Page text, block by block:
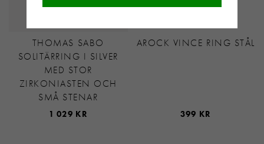
THOMAS SABO
SOLITÄRRING I SILVER
MED STOR
ZIRKONIASTEN OCH
SMÅ STENAR
1 029 KR
AROCK VINCE RING STÅL
399 KR